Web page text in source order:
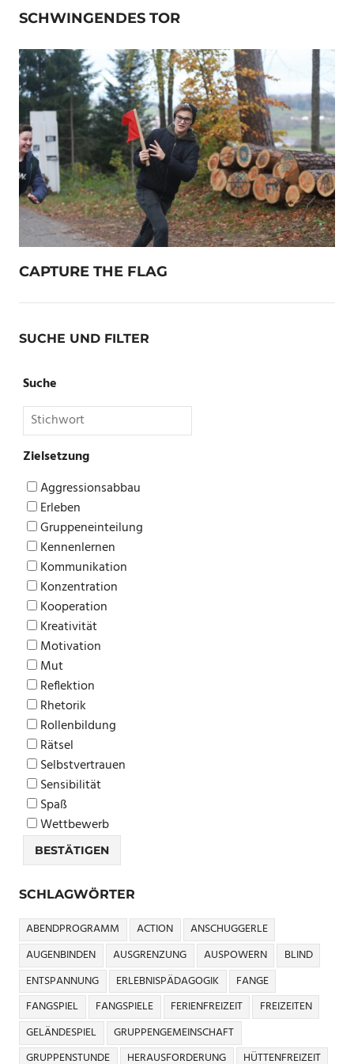
SCHWINGENDES TOR
CAPTURE THE FLAG
SUCHE UND FILTER
Suche
Zielsetzung
Aggressionsabbau
Erleben
Gruppeneinteilung
Kennenlernen
Kommunikation
Konzentration
Kooperation
Kreativität
Motivation
Mut
Reflektion
Rhetorik
Rollenbildung
Rätsel
Selbstvertrauen
Sensibilität
Spaß
Wettbewerb
SCHLAGWÖRTER
ABENDPROGRAMM ACTION
ANSCHUGGERLE
AUGENBINDEN
AUSGRENZUNG AUSPOWERN
BLIND
ENTSPANNUNG
ERLEBNISPÄDAGOGIK
FANGE
FANGSPIEL
FANGSPIELE FERIENFREIZEIT
FREIZEITEN
GELÄNDESPIEL
GRUPPENGEMEINSCHAFT
GRUPPENSTUNDE
HERAUSFORDERUNG HÜTTENFREIZEIT